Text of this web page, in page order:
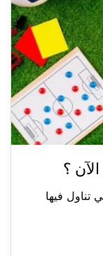
؟
تناول فيها